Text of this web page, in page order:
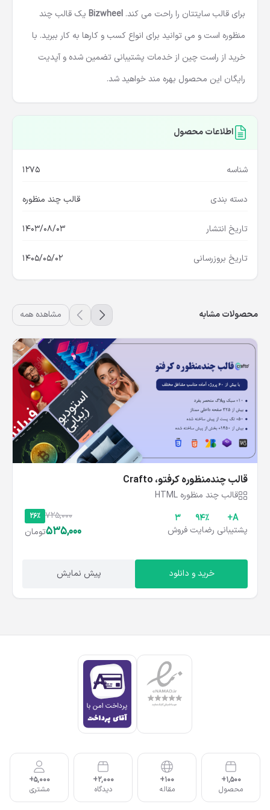
برای قالب سایتتان را راحت می کند. Bizwheel یک قالب چند
منظوره است و می توانید برای انواع کسب و کارها به کار ببرید. با
خرید از راست چین از خدمات پشتیبانی تضمین شده و آپدیت
رایگان این محصول بهره مند خواهید شد.
اطلاعات محصول
شناسه 1275
دسته بندی قالب چند منظوره
تاریخ انتشار 1403/08/03
تاریخ بروزرسانی 1405/05/02
محصولات مشابه مشاهده همه
قالب چندمنظوره کرفتو، Crafto
قالب چند منظوره HTML
A+
پشتیبانی
۹۴%
رضایت
3
فروش
26% 725,000
535,000تومان
خرید و دانلود پیش نمایش
1,500+
محصول
100+
مقاله
2,000+
دیدگاه
5,000+
مشتری